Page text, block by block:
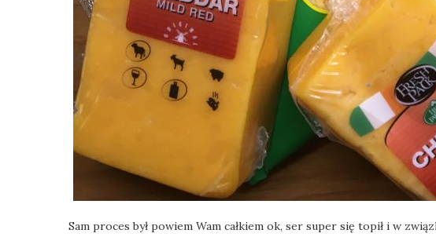
Sam proces był powiem Wam całkiem ok, ser super się topił i w